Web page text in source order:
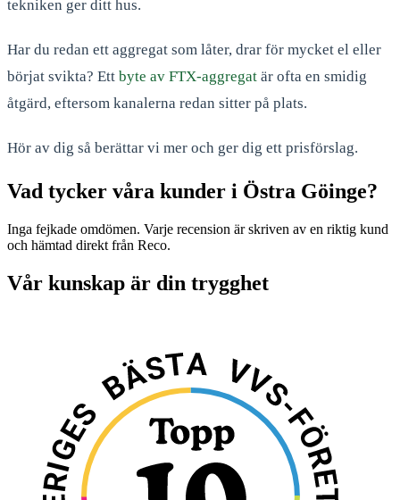
tekniken ger ditt hus.
Har du redan ett aggregat som låter, drar för mycket el eller
börjat svikta? Ett byte av FTX-aggregat är ofta en smidig
åtgärd, eftersom kanalerna redan sitter på plats.
Hör av dig så berättar vi mer och ger dig ett prisförslag.
Vad tycker våra kunder i Östra Göinge?
Inga fejkade omdömen. Varje recension är skriven av en riktig kund
och hämtad direkt från Reco.
Vår kunskap är din trygghet